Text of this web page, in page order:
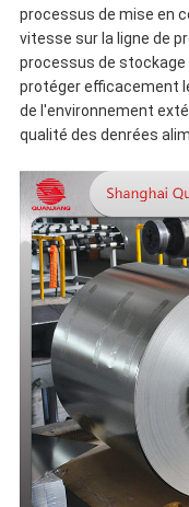
processus de mise en
vitesse sur la ligne de
processus de
protéger efficacement
de l'environnement
qualité des denrées